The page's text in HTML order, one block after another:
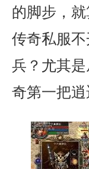
的脚步，
传奇私服
兵？尤其
奇第一把